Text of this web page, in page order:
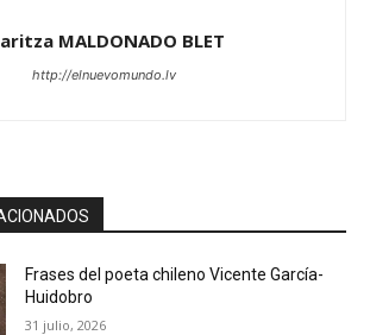
MALDONADO BLET
http://elnuevomundo.lv
Frases del poeta chileno Vicente García-
Huidobro
31 julio, 2026